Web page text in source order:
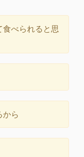
べられると思
から